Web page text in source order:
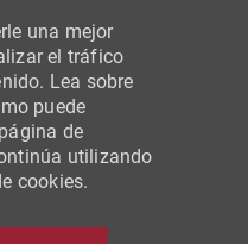
una mejor
el tráfico
Lea sobre
puede
de
utilizando
cookies.